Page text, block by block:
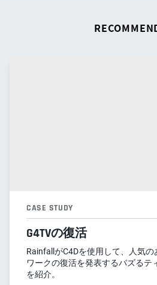
CASE STUDY
G4TVの復活
RainfallがC4Dを使用して、人気の
ワークの復活を発表するバズるテ
を紹介。